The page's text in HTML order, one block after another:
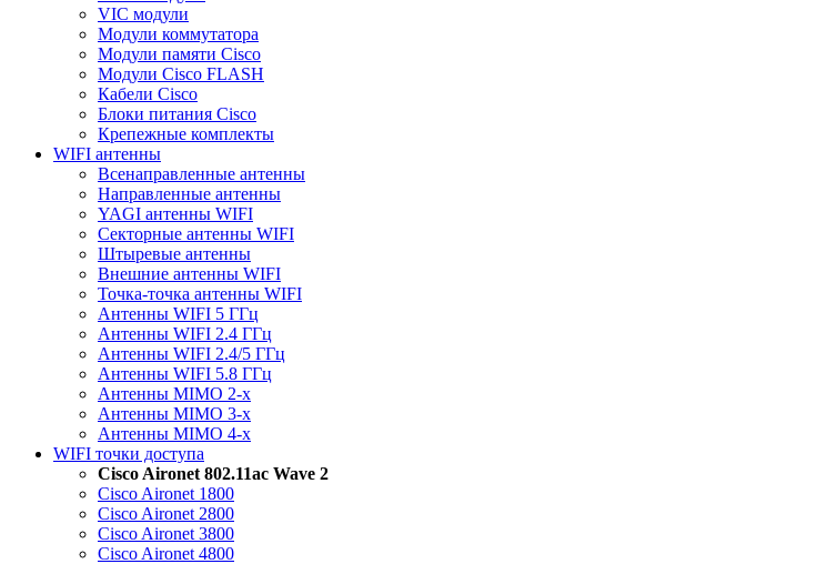
VIC модули
Модули коммутатора
Модули памяти Cisco
Модули Cisco FLASH
Кабели Cisco
Блоки питания Cisco
Крепежные комплекты
WIFI антенны
Всенаправленные антенны
Направленные антенны
YAGI антенны WIFI
Секторные антенны WIFI
Штыревые антенны
Внешние антенны WIFI
Точка-точка антенны WIFI
Антенны WIFI 5 ГГц
Антенны WIFI 2.4 ГГц
Антенны WIFI 2.4/5 ГГц
Антенны WIFI 5.8 ГГц
Антенны MIMO 2-x
Антенны MIMO 3-x
Антенны MIMO 4-x
WIFI точки доступа
Cisco Aironet 802.11ac Wave 2
Cisco Aironet 1800
Cisco Aironet 2800
Cisco Aironet 3800
Cisco Aironet 4800